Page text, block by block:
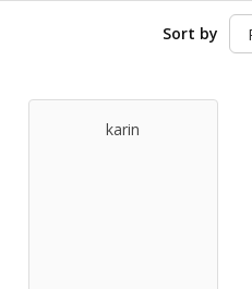
Sort by
karin